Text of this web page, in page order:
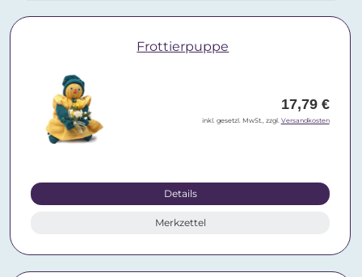
Frottierpuppe
17,79 €
inkl. gesetzl. MwSt., zzgl. Versandkosten
Details
Merkzettel